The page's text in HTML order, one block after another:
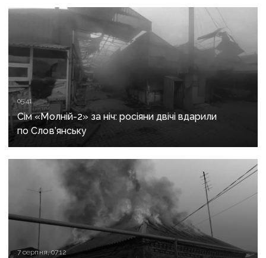
05:41
Сім «Молній-2» за ніч: росіяни двічі вдарили
по Слов’янську
7 серпня, 07:12